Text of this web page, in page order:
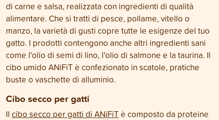
di carne e salsa, realizzata con ingredienti di qualità
alimentare. Che si tratti di pesce, pollame, vitello o
manzo, la varietà di gusti copre tutte le esigenze del tuo
gatto. I prodotti contengono anche altri ingredienti sani
come l'olio di semi di lino, l'olio di salmone e la taurina. Il
cibo umido ANiFiT è confezionato in scatole, pratiche
buste o vaschette di alluminio.
Cibo secco per gatti
Il cibo secco per gatti di ANiFiT è composto da proteine